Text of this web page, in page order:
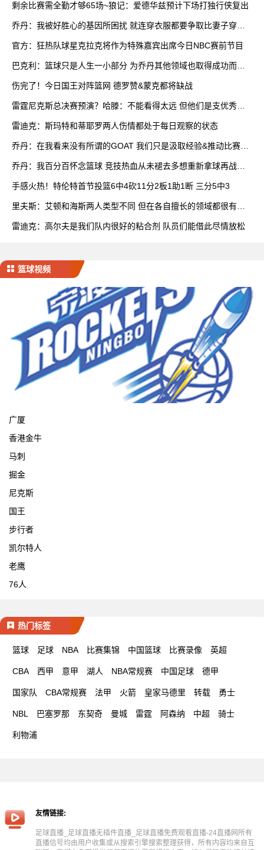
剩余比赛需全勤才够65场~狼记：爱德华兹预计下场打独行侠复出
乔丹：我被好胜心的基因所困扰 就连穿衣服都要争取比妻子穿得
官方：狂热队球星克拉克将作为特殊嘉宾出席今日NBC赛前节目
巴克利：篮球只是人生一小部分 为乔丹其他领域也取得成功而自
伤完了！今日国王对阵篮网 德罗赞&蒙克都将缺战
雷霆尼克斯总决赛预演？哈滕：不能看得太远 但他们是支优秀球
雷迪克：斯玛特和蒂耶罗两人伤情都处于每日观察的状态
乔丹：在我看来没有所谓的GOAT 我们只是汲取经验&推动比赛发
乔丹：我百分百怀念篮球 竞技热血从未褪去多想重新拿球再战一
手感火热！特伦特首节投篮6中4砍11分2板1助1断 三分5中3
里夫斯：艾顿和海斯两人类型不同 但在各自擅长的领域都很有效
雷迪克：高尔夫是我们队内很好的粘合剂 队员们能借此尽情放松
篮球视频
广厦
香港金牛
马刺
掘金
尼克斯
国王
步行者
凯尔特人
老鹰
76人
热门标签
篮球 足球 NBA 比赛集锦 中国篮球 比赛录像 英超
CBA 西甲 意甲 湖人 NBA常规赛 中国足球 德甲
国家队 CBA常规赛 法甲 火箭 皇家马德里 转载 勇士
NBL 巴塞罗那 东契奇 曼城 雷霆 阿森纳 中超 骑士
利物浦
友情链接:
足球直播_足球直播无插件直播_足球直播免费观看直播-24直播网所有
直播信号均由用户收集或从搜索引擎搜索整理获得，所有内容均来自互